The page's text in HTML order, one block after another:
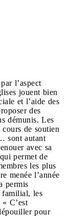
l’aspect
jouent bien
et l’aide des
des
démunis. Les
de soutien
sont autant
avec sa
permet de
les plus
menée l’année
permis
familial, les
C’est
pour